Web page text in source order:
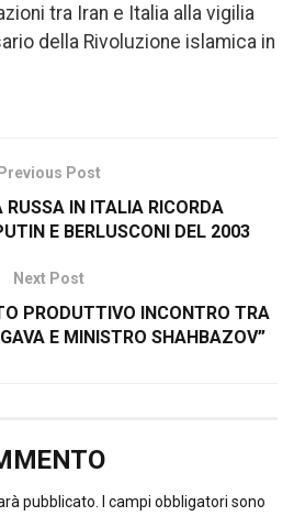
tra Iran e Italia alla vigilia
della Rivoluzione islamica in
Post
RUSSA IN ITALIA RICORDA
E BERLUSCONI DEL 2003
Next Post
PRODUTTIVO INCONTRO TRA
E MINISTRO SHAHBAZOV”
pubblicato. I campi obbligatori sono